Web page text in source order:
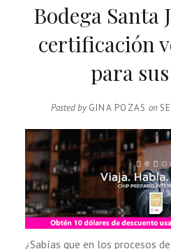
Bodega Santa
certificación
para
Posted by GINA POZAS on
¿Sabías que en los procesos